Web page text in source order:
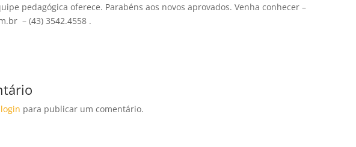
pedagógica oferece. Parabéns aos novos aprovados. Venha conhecer –
– (43) 3542.4558 .
login para publicar um comentário.